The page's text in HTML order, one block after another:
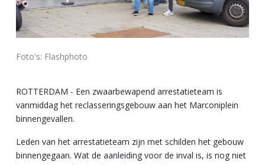
Foto's: Flashphoto
ROTTERDAM - Een zwaarbewapend arrestatieteam is
vanmiddag het reclasseringsgebouw aan het Marconiplein
binnengevallen.
Leden van het arrestatieteam zijn met schilden het gebouw
binnengegaan. Wat de aanleiding voor de inval is, is nog niet